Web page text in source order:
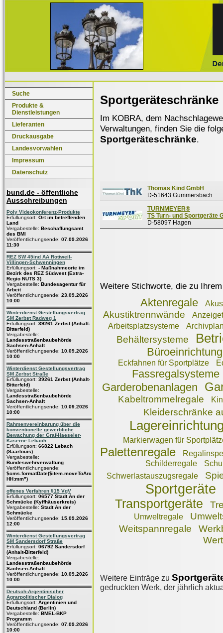
Suche
Produkte &
Dienstleistungen
Lieferanten
Druckausgabe
Landesvorwahlen
Impressum
Datenschutz
bund.de - öffentliche
Ausschreibungen
Poly Videokonferenz-Produkte
Erfüllungsort: Ort im betreffenden
Land
Vergabestelle: Beschaffungsamt
des BMI
Veröffentlichungsende: 07.09.2026
11:30
REZ SW 45ind AA Rottweil-
Villingen-Schwenningen
Erfüllungsort: - Maßnahmeorte im
Bezirk des REZ Südwest (Extra-
Regio NUTS 3)
Vergabestelle: Bundesagentur für
Arbeit
Veröffentlichungsende: 23.09.2026
10:00
Winterdienst Gestellungsvertrag
SM Zerbst Radweg 1
Erfüllungsort: 39261 Zerbst (Anhalt-
Bitterfeld)
Vergabestelle:
Landesstraßenbaubehörde
Sachsen-Anhalt
Veröffentlichungsende: 10.09.2026
10:00
Winterdienst Gestellungsvertrag
SM Zerbst Straße
Erfüllungsort: 39261 Zerbst (Anhalt-
Bitterfeld)
Vergabestelle:
Landesstraßenbaubehörde
Sachsen-Anhalt
Veröffentlichungsende: 10.09.2026
10:00
Rahmenvereinbarung über die
konventionelle gewerbliche
Bewachung der Graf-Haeseler-
Kaserne Lebach
Erfüllungsort: 66822 Lebach
(Saarlouis)
Vergabestelle:
Bundeswehrverwaltung
Veröffentlichungsende:
$cms.formatDate($item.moveToArchive,"dd.MM.yyyy
HH:mm")
offenes Verfahren §15 VgV
Erfüllungsort: 06577 Stadt An der
Schmücke (Kyffhäuserkreis)
Vergabestelle: Stadt An der
Schmücke
Veröffentlichungsende: 15.09.2026
12:00
Winterdienst Gestellungsvertrag
SM Sandersdorf Straße
Erfüllungsort: 06792 Sandersdorf
(Anhalt-Bitterfeld)
Vergabestelle:
Landesstraßenbaubehörde
Sachsen-Anhalt
Veröffentlichungsende: 10.09.2026
10:00
Deutsch-Argentinischer
Agrarpolitischer Dialog
Erfüllungsort: Argentinien und
Deutschland (Berlin)
Vergabestelle: BMEL-BKP
Programm
Veröffentlichungsende: 07.09.2026
10:00
Sportgeräteschränke
Im KOBRA, dem
Verwaltungen, finden Sie die
Sportgeräteschränke.
Thomas Kind GmbH
D-51643 Gummersbach
TURNMEYER®
TS Turn- und Sportgeräte
D-58097 Hagen
Weitere Stichworte, die zu
Aktenregale
Akustiktrennwände
Arbeitsplatzsysteme
Behältersysteme
Eckfahnen für Sportplätze
Fassregalsysteme
Garderobenanlagen
Kabeltrommelregale
Kleiderschränke
Markierwagen für
Palettenregale
Schilderregale
Schwerlastauszugsregale
Sportgeräte
Transportgeräte
Umweltregale
Weitspannregale
Weitere Einträge zu
gedruckten Werk, der jährlich